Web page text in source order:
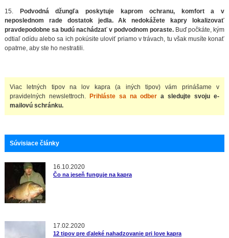
15. Podvodná džungľa poskytuje kaprom ochranu, komfort a v
neposlednom rade dostatok jedla. Ak nedokážete kapry lokalizovať
pravdepodobne sa budú nachádzať v podvodnom poraste. Buď počkáte, kým
odtiaľ odídu alebo sa ich pokúsite uloviť priamo v trávach, tu však musíte konať
opatrne, aby ste ho nestratili.
Viac letných tipov na lov kapra (a iných tipov) vám prinášame v
pravidelných newslettroch. Prihláste sa na odber a sledujte svoju e-
mailovú schránku.
Súvisiace články
16.10.2020
Čo na jeseň funguje na kapra
17.02.2020
12 tipov pre ďaleké nahadzovanie pri love kapra